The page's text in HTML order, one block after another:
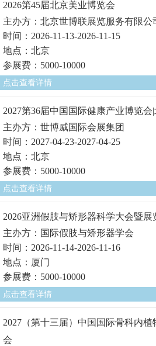
2026第45届北京美业博览会
主办方：北京世博联展览服务有限公
时间：2026-11-13-2026-11-15
地点：北京
参展费：5000-10000
点击查看详情
2027第36届中国国际健康产业博览会
主办方：世博威国际会展集团
时间：2027-04-23-2027-04-25
地点：北京
参展费：5000-10000
点击查看详情
2026亚洲假肢与矫形器科学大会暨展
主办方：国际假肢与矫形器学会
时间：2026-11-14-2026-11-16
地点：厦门
参展费：5000-10000
点击查看详情
2027（第十三届）中国国际骨科内
会